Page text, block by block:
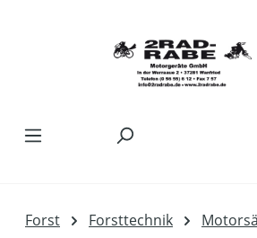
Forst Forsttechnik